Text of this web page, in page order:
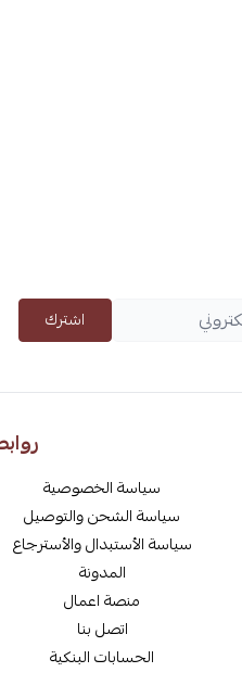
اشترك
سياسة الخصوصية
سياسة الشحن والتوصيل
سياسة الأستبدال والأسترجاع
المدونة
منصة اعمال
اتصل بنا
الحسابات البنكية